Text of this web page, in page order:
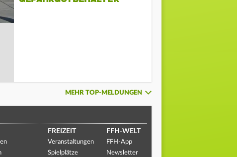
MEHR TOP-MELDUNGEN
FREIZEIT
Veranstaltungen
Spielplätze
FFH-WELT
FFH-App
Newsletter